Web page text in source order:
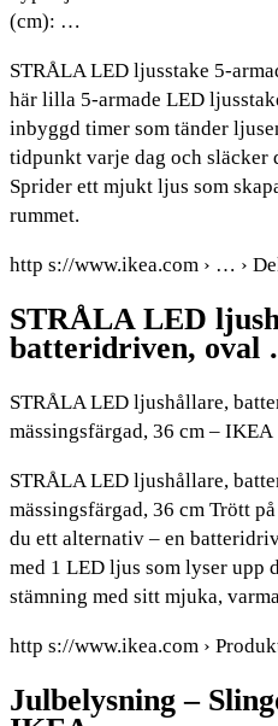
(cm): …
STRÅLA LED ljusstake 5-
här lilla 5-armade LED
inbyggd timer som tänder
tidpunkt varje dag och släcker
Sprider ett mjukt ljus som
rummet.
http s://www.ikea.com › … ›
STRÅLA LED
batteridriven,
STRÅLA LED ljushållare,
mässingsfärgad, 36 cm – IKEA
STRÅLA LED ljushållare,
mässingsfärgad, 36 cm Trött
du ett alternativ – en
med 1 LED ljus som lyser upp
stämning med sitt mjuka,
http s://www.ikea.com ›
Julbelysning –